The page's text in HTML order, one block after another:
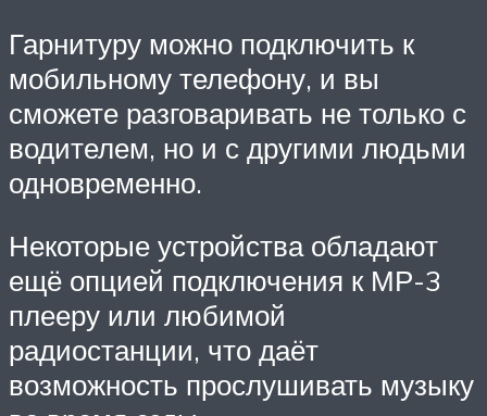
Гарнитуру можно подключить к
мобильному телефону, и вы
сможете разговаривать не только с
водителем, но и с другими людьми
одновременно.
Некоторые устройства обладают
ещё опцией подключения к МР-3
плееру или любимой
радиостанции, что даёт
возможность прослушивать музыку